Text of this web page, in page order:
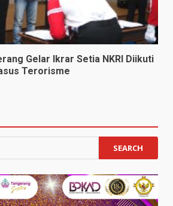
Gelar Ikrar Setia NKRI Diikuti
Terorisme